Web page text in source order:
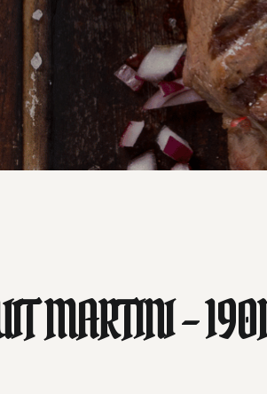
MARTINI –